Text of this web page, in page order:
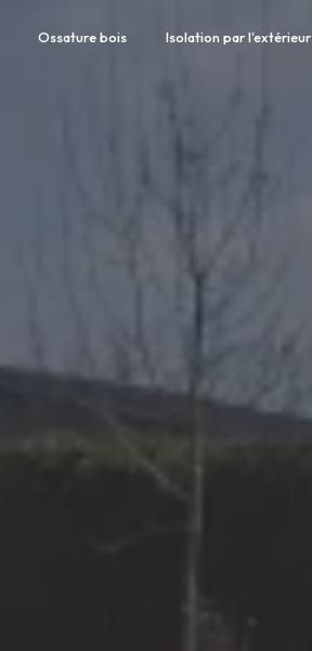
Ossature bois Isolation par l'extérieur